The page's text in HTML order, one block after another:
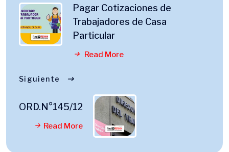
Pagar Cotizaciones de
Trabajadores de Casa
Particular
Read More
Siguiente
ORD.N°145/12
Read More